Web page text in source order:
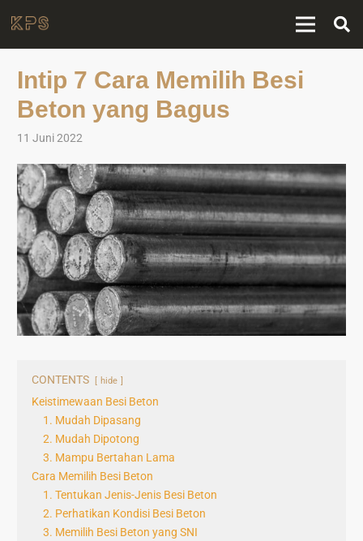
Intip 7 Cara Memilih Besi
Beton yang Bagus
11 Juni 2022
CONTENTS hide
Keistimewaan Besi Beton
1. Mudah Dipasang
2. Mudah Dipotong
3. Mampu Bertahan Lama
Cara Memilih Besi Beton
1. Tentukan Jenis-Jenis Besi Beton
2. Perhatikan Kondisi Besi Beton
3. Memilih Besi Beton yang SNI